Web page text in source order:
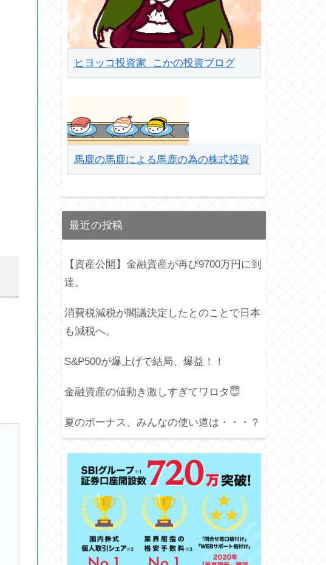
ヒヨッコ投資家 こかの投資ブログ
馬鹿の馬鹿による馬鹿の為の株式投資
最近の投稿
【資産公開】金融資産が再び9700万円に到
達。
消費税減税が閣議決定したとのことで日本
も減税へ。
S&P500が爆上げで結局、爆益！！
金融資産の値動き激しすぎてワロタ😇
夏のボーナス、みんなの使い道は・・・？